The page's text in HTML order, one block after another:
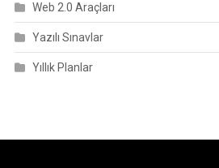
Web 2.0 Araçları
Yazılı Sınavlar
Yıllık Planlar